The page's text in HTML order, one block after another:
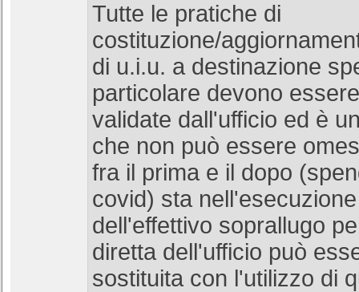
Tutte le pratiche di
costituzione/
di u.i.u. a destinazione
particolare devono
validate dall'ufficio ed è
che non può essere
fra il prima e il dopo
covid) sta
dell'effettivo soprallugo
diretta dell'ufficio può
sostituita con l'utilizzo di